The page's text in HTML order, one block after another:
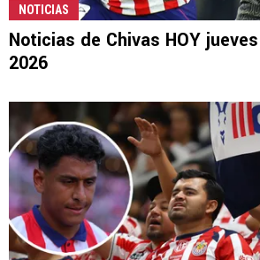
NOTICIAS
Noticias de Chivas HOY
2026